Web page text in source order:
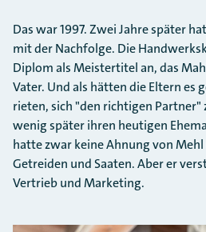
Das war 1997. Zwei Jahre später
mit der Nachfolge. Die
Diplom als Meistertitel an, das
Vater. Und als hätten die Eltern es
rieten, sich "den richtigen Partner"
wenig später ihren heutigen
hatte zwar keine Ahnung von
Getreiden und Saaten. Aber er
Vertrieb und Marketing.